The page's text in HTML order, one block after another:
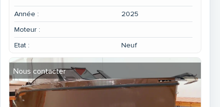
Année :
2025
Moteur :
Etat :
Neuf
Nous contacter